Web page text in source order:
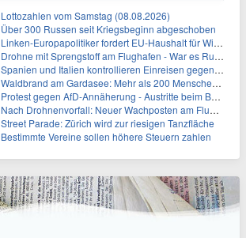
Lottozahlen vom Samstag (08.08.2026)
Über 300 Russen seit Kriegsbeginn abgeschoben
Linken-Europapolitiker fordert EU-Haushalt für Wirtschaftsumbau
Drohne mit Sprengstoff am Flughafen - War es Russland?
Spanien und Italien kontrollieren Einreisen gegenseitig
Waldbrand am Gardasee: Mehr als 200 Menschen evakuiert
Protest gegen AfD-Annäherung - Austritte beim BSW Sachsen-Anhalt
Nach Drohnenvorfall: Neuer Wachposten am Flughafen
Street Parade: Zürich wird zur riesigen Tanzfläche
Bestimmte Vereine sollen höhere Steuern zahlen